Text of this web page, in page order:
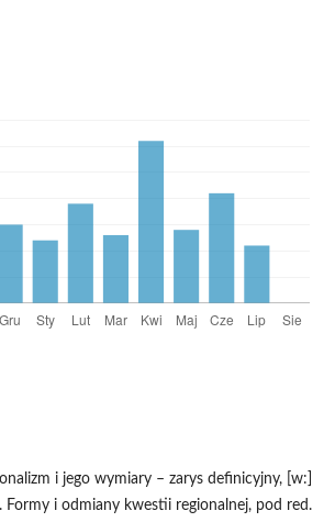
i jego wymiary – zarys definicyjny, [w:]
Formy i odmiany kwestii regionalnej, pod red.